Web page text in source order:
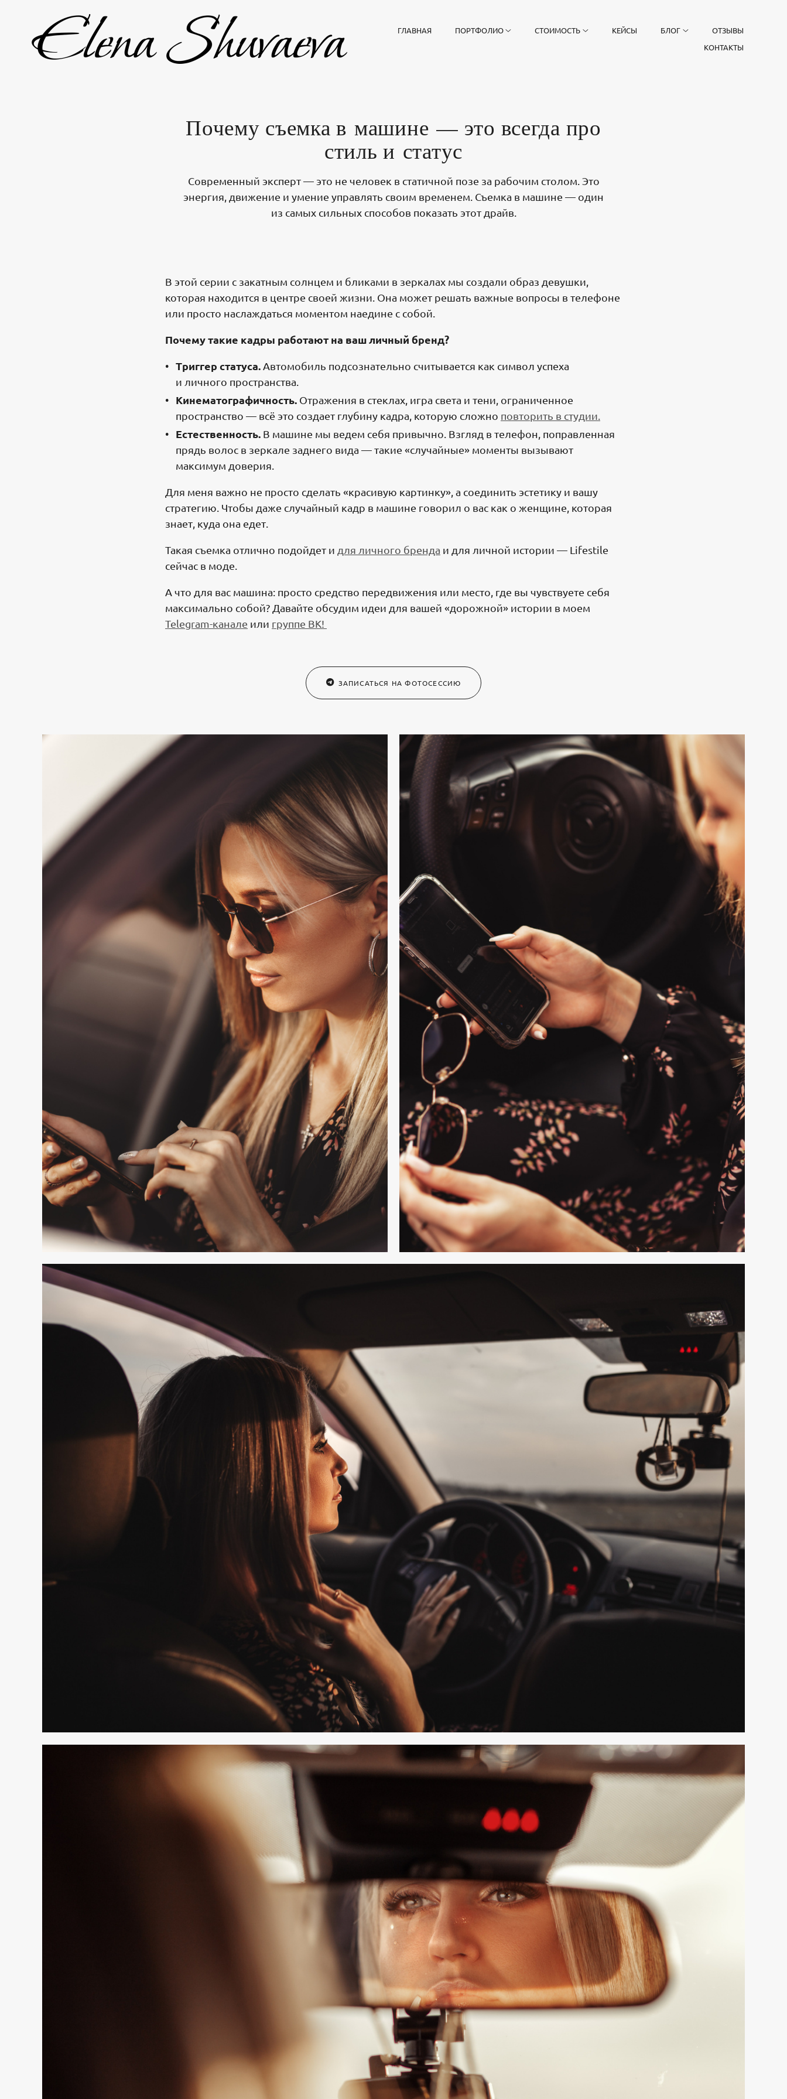
ГЛАВНАЯ ПОРТФОЛИО СТОИМОСТЬ КЕЙСЫ БЛОГ
ОТЗЫВЫ
КОНТАКТЫ
Почему съемка в машине — это всегда про
стиль и статус
Современный эксперт — это не человек в статичной позе за рабочим столом. Это
энергия, движение и умение управлять своим временем. Съемка в машине — один
из самых сильных способов показать этот драйв.
В этой серии с закатным солнцем и бликами в зеркалах мы создали образ девушки,
которая находится в центре своей жизни. Она может решать важные вопросы в телефоне
или просто наслаждаться моментом наедине с собой.
Почему такие кадры работают на ваш личный бренд?
Триггер статуса.Автомобиль подсознательно считывается как символ успеха
и личного пространства.
Кинематографичность. Отражения в стеклах, игра света и тени, ограниченное
пространство — всё это создает глубину кадра, которую сложно повторить в студии.
Естественность. В машине мы ведем себя привычно. Взгляд в телефон, поправленная
прядь волос в зеркале заднего вида — такие «случайные» моменты вызывают
максимум доверия.
Для меня важно не просто сделать «красивую картинку», а соединить эстетику и вашу
стратегию. Чтобы даже случайный кадр в машине говорил о вас как о женщине, которая
знает, куда она едет.
Такая съемка отлично подойдет и для личного бренда и для личной истории — Lifestile
сейчас в моде.
А что для вас машина: просто средство передвижения или место, где вы чувствуете себя
максимально собой? Давайте обсудим идеи для вашей «дорожной» истории в моем
Telegram-канале или группе ВК!
ЗАПИСАТЬСЯ НА ФОТОСЕССИЮ